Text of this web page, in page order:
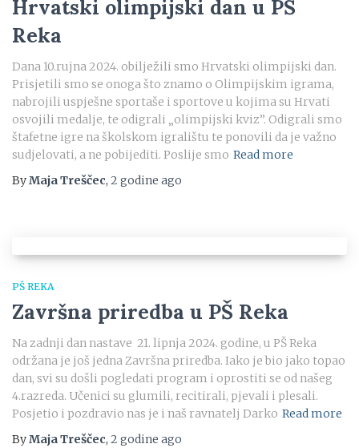
Hrvatski olimpijski dan u PŠ
Reka
Dana 10.rujna 2024. obilježili smo Hrvatski olimpijski dan.
Prisjetili smo se onoga što znamo o Olimpijskim igrama,
nabrojili uspješne sportaše i sportove u kojima su Hrvati
osvojili medalje, te odigrali „olimpijski kviz”. Odigrali smo
štafetne igre na školskom igralištu te ponovili da je važno
sudjelovati, a ne pobijediti. Poslije smo Read more
ByMaja Treščec, 2 godine ago
PŠ REKA
Završna priredba u PŠ Reka
Na zadnji dan nastave 21. lipnja 2024. godine, u PŠ Reka
održana je još jedna Završna priredba. Iako je bio jako topao
dan, svi su došli pogledati program i oprostiti se od našeg
4.razreda. Učenici su glumili, recitirali, pjevali i plesali.
Posjetio i pozdravio nas je i naš ravnatelj Darko Read more
ByMaja Treščec, 2 godine ago